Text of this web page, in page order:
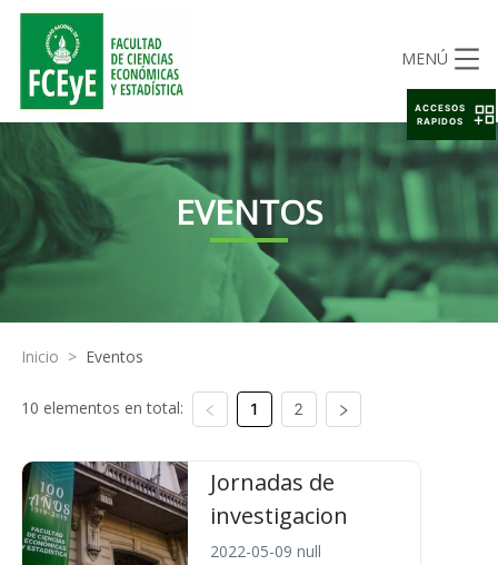
MENÚ
EVENTOS
Inicio > Eventos
10 elementos en total: 1 2
Jornadas de
investigacion
2022-05-09 null
ACCESOS
RAPIDOS